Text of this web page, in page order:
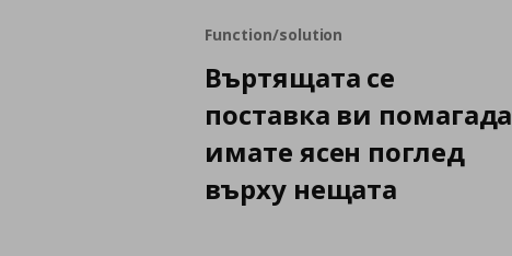
Function/solution
Въртящата се
поставка ви помагада
имате ясен поглед
върху нещата